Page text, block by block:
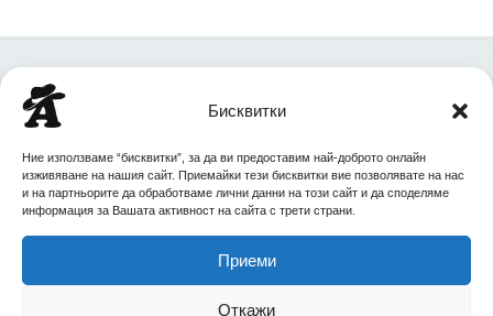
Бисквитки
Ние използваме “бисквитки”, за да ви предоставим най-доброто онлайн
изживяване на нашия сайт. Приемайки тези бисквитки вие позволявате на нас
и на партньорите да обработваме лични данни на този сайт и да споделяме
информация за Вашата активност на сайта с трети страни.
Приеми
Откажи
София, ул. Царибродска 77-83